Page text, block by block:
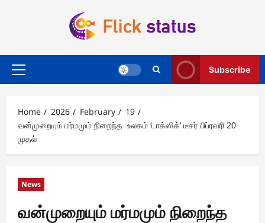
Primary
Subscribe
Home 2026 February
19
வன்முறையும் மர்மமும் நிறைந்த உலகம் ‘டாக்ஸிக்’ டீசர் பிப்ரவரி 20
முதல்
News
வன்முறையும் மர்மமும் நிறைந்த